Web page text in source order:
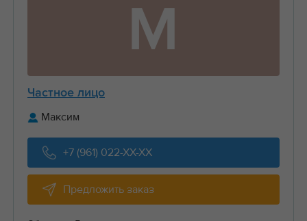
М
Частное лицо
Максим
+7 (961) 022-XX-XX
Предложить заказ